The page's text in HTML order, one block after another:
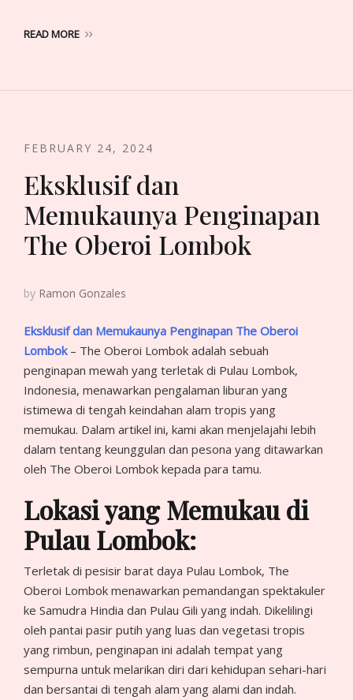
READ MORE
FEBRUARY 24, 2024
Eksklusif dan
Memukaunya Penginapan
The Oberoi Lombok
by Ramon Gonzales
Eksklusif dan Memukaunya Penginapan The Oberoi
Lombok– The Oberoi Lombok adalah sebuah
penginapan mewah yang terletak di Pulau Lombok,
Indonesia, menawarkan pengalaman liburan yang
istimewa di tengah keindahan alam tropis yang
memukau. Dalam artikel ini, kami akan menjelajahi lebih
dalam tentang keunggulan dan pesona yang ditawarkan
oleh The Oberoi Lombok kepada para tamu.
Lokasi yang Memukau di
Pulau Lombok:
Terletak di pesisir barat daya Pulau Lombok, The
Oberoi Lombok menawarkan pemandangan spektakuler
ke Samudra Hindia dan Pulau Gili yang indah. Dikelilingi
oleh pantai pasir putih yang luas dan vegetasi tropis
yang rimbun, penginapan ini adalah tempat yang
sempurna untuk melarikan diri dari kehidupan sehari-hari
dan bersantai di tengah alam yang alami dan indah.